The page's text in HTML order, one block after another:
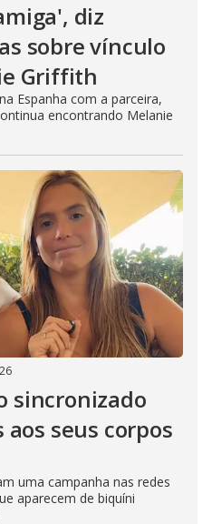
diz
sobre vínculo
Griffith
Espanha com a parceira,
encontrando Melanie
sincronizado
seus corpos
uma campanha nas redes
aparecem de biquíni